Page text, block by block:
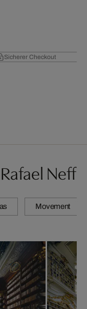
Sicherer Checkout
Neff
Movement